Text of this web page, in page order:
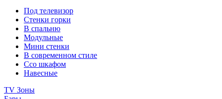
Под телевизор
Стенки горки
В спальню
Модульные
Мини стенки
В современном стиле
Ссо шкафом
Навесные
TV Зоны